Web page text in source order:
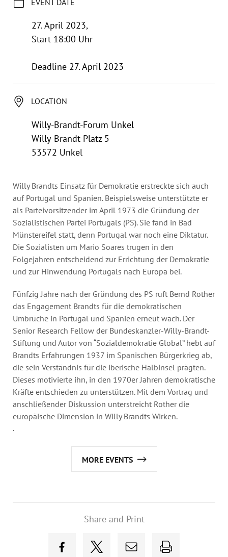
27. April 2023,
Start 18:00 Uhr
Deadline 27. April 2023
LOCATION
Willy-Brandt-Forum Unkel
Willy-Brandt-Platz 5
53572 Unkel
Willy Brandts Einsatz für Demokratie erstreckte sich auch
auf Portugal und Spanien. Beispielsweise unterstützte er
als Parteivorsitzender im April 1973 die Gründung der
Sozialistischen Partei Portugals (PS). Sie fand in Bad
Münstereifel statt, denn Portugal war noch eine Diktatur.
Die Sozialisten um Mario Soares trugen in den
Folgejahren entscheidend zur Errichtung der Demokratie
und zur Hinwendung Portugals nach Europa bei.
Fünfzig Jahre nach der Gründung des PS ruft Bernd Rother
das Engagement Brandts für die demokratischen
Umbrüche in Portugal und Spanien erneut wach. Der
Senior Research Fellow der Bundeskanzler-Willy-Brandt-
Stiftung und Autor von “Sozialdemokratie Global” hebt auf
Brandts Erfahrungen 1937 im Spanischen Bürgerkrieg ab,
die sein Verständnis für die iberische Halbinsel prägten.
Dieses motivierte ihn, in den 1970er Jahren demokratische
Kräfte entschieden zu unterstützen. Mit dem Vortrag und
anschließender Diskussion unterstreicht Rother die
europäische Dimension in Willy Brandts Wirken.
.
MORE EVENTS
Share and Print